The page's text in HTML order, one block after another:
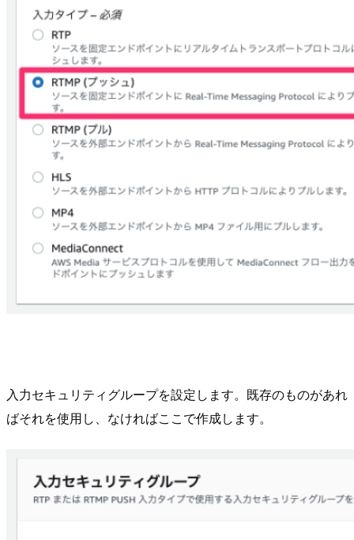
入力セキュリティグループを設定します。既存のものがあれ
ばそれを使用し、なければここで作成します。